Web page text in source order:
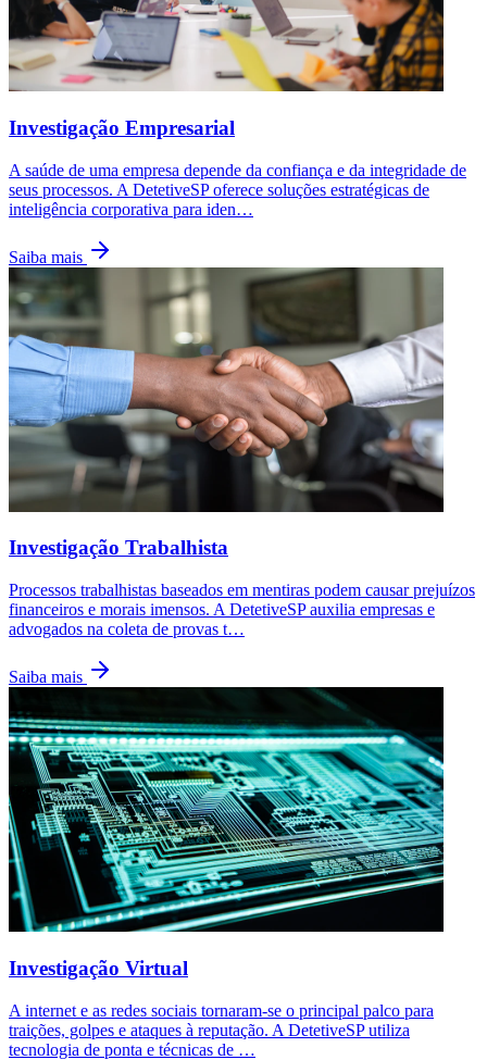
Investigação Empresarial
A saúde de uma empresa depende da confiança e da integridade de
seus processos. A DetetiveSP oferece soluções estratégicas de
inteligência corporativa para iden…
Saiba mais
Investigação Trabalhista
Processos trabalhistas baseados em mentiras podem causar prejuízos
financeiros e morais imensos. A DetetiveSP auxilia empresas e
advogados na coleta de provas t…
Saiba mais
Investigação Virtual
A internet e as redes sociais tornaram-se o principal palco para
traições, golpes e ataques à reputação. A DetetiveSP utiliza
tecnologia de ponta e técnicas de …